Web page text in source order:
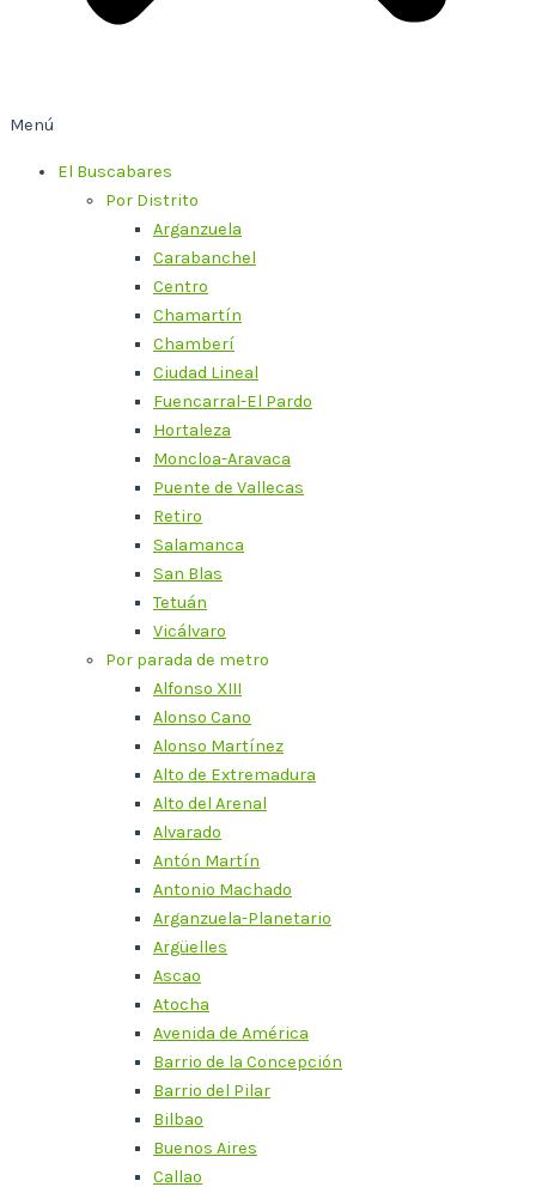
Menú
El Buscabares
Por Distrito
Arganzuela
Carabanchel
Centro
Chamartín
Chamberí
Ciudad Lineal
Fuencarral-El Pardo
Hortaleza
Moncloa-Aravaca
Puente de Vallecas
Retiro
Salamanca
San Blas
Tetuán
Vicálvaro
Por parada de metro
Alfonso XIII
Alonso Cano
Alonso Martínez
Alto de Extremadura
Alto del Arenal
Alvarado
Antón Martín
Antonio Machado
Arganzuela-Planetario
Argüelles
Ascao
Atocha
Avenida de América
Barrio de la Concepción
Barrio del Pilar
Bilbao
Buenos Aires
Callao